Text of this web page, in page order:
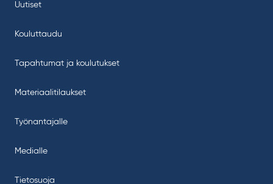
Uutiset
Kouluttaudu
Tapahtumat ja koulutukset
Materiaalitilaukset
Työnantajalle
Medialle
Tietosuoja